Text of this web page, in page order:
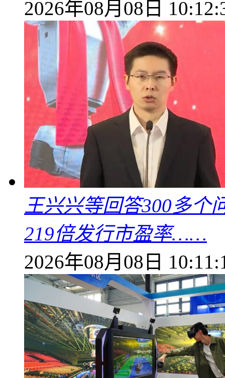
2026年08月08日
王兴兴等回答300多个
219倍发行市盈率……
2026年08月08日